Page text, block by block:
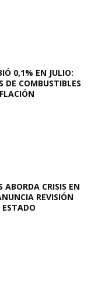
0,1% EN JULIO:
DE COMBUSTIBLES
CRISIS EN
REVISIÓN